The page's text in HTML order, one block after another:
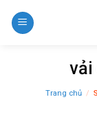
vải
Trang chủ /